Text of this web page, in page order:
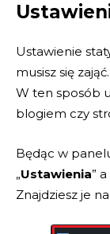
Ustawienie
musisz się zająć.
W ten sposób
blogiem czy
Będąc w
„Ustawienia”
Znajdziesz je